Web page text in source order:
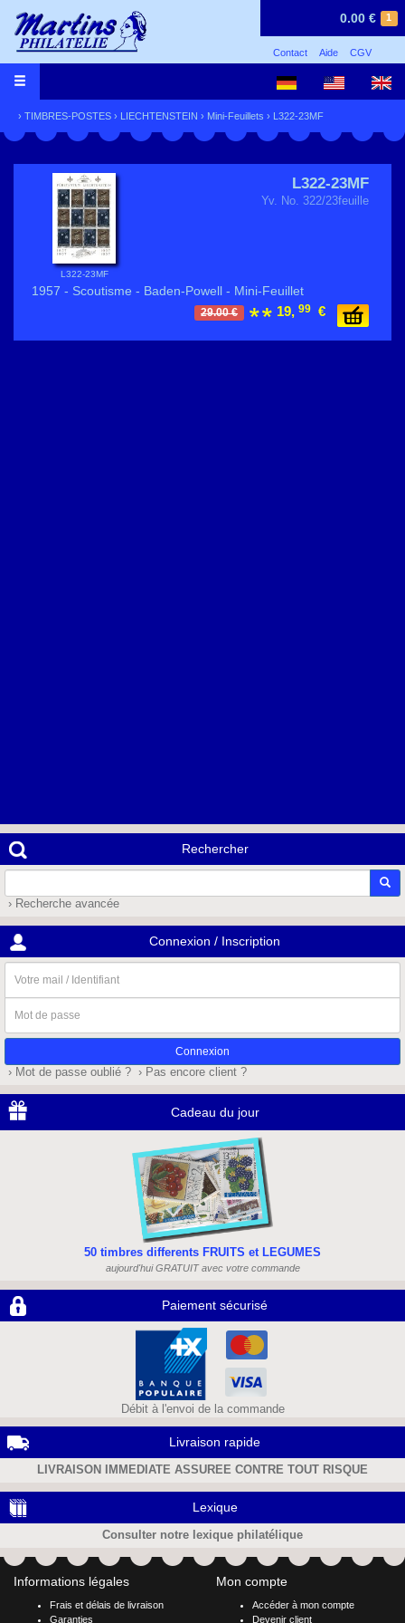
1
0.00 €
Contact Aide CGV
› TIMBRES-POSTES › LIECHTENSTEIN › Mini-Feuillets › L322-23MF
L322-23MF
L322-23MF
Yv. No. 322/23feuille
1957 - Scoutisme - Baden-Powell - Mini-Feuillet
29.00 € 19, 99 €
Rechercher
› Recherche avancée
Connexion / Inscription
mail
/
Identifiant
de
passe
› Mot de passe oublié ? › Pas encore client ?
Cadeau du jour
50 timbres differents FRUITS et LEGUMES
aujourd'hui GRATUIT avec votre commande
Paiement sécurisé
Débit à l'envoi de la commande
Livraison rapide
LIVRAISON IMMEDIATE ASSUREE CONTRE TOUT RISQUE
Lexique
Consulter notre lexique philatélique
Informations légales
Frais et délais de livraison
Garanties
Mon compte
Accéder à mon compte
Devenir client